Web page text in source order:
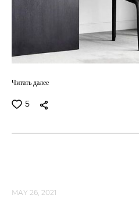
Читать далее
5
MAY 26, 2021